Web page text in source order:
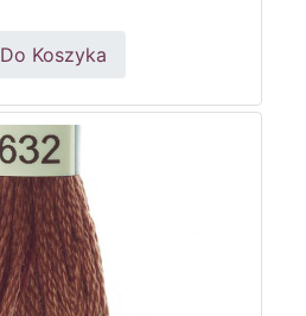
Do Koszyka